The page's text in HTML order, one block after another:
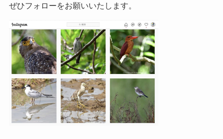
ぜひフォローをお願いいたします。